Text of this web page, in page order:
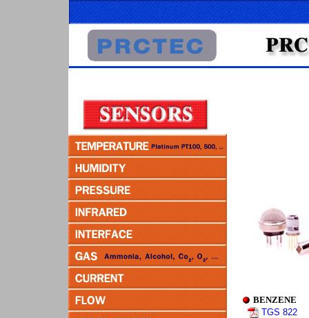
BENZENE
TGS 822